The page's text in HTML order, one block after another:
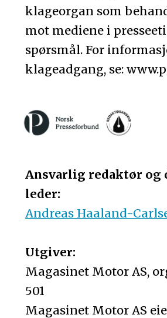
klageorgan som
mot mediene i
spørsmål. For
klageadgang, se:
Ansvarlig redaktør og
leder:
Andreas Haaland-
Utgiver:
Magasinet Motor AS,
501
Magasinet Motor AS